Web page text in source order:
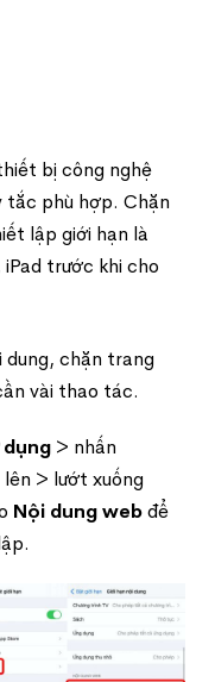
bị công nghệ
tắc phù hợp. Chặn
lập giới hạn là
trước khi cho
chặn trang
vài thao tác.
dụng > nhấn
> lướt xuống
Nội dung webđể